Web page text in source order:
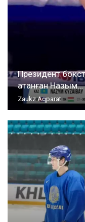
Президент
атанған Назым…
Zaukz Aqparat